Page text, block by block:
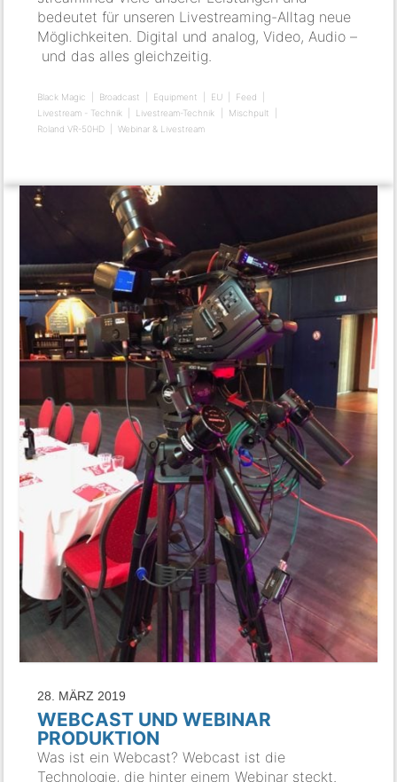
bedeutet für unseren Livestreaming-Alltag neue
Möglichkeiten. Digital und analog, Video, Audio –
und das alles gleichzeitig.
Black Magic Broadcast Equipment EU
Feed
Livestream - Technik
Livestream-Technik
Mischpult
Roland VR-50HD
Webinar & Livestream
28. MÄRZ 2019
WEBCAST UND WEBINAR
PRODUKTION
Was ist ein Webcast? Webcast ist die
Technologie, die hinter einem Webinar steckt.